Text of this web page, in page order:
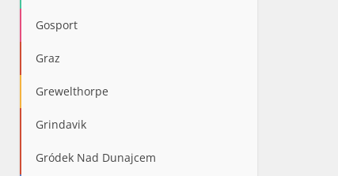
Gosport
Graz
Grewelthorpe
Grindavik
Gródek Nad Dunajcem